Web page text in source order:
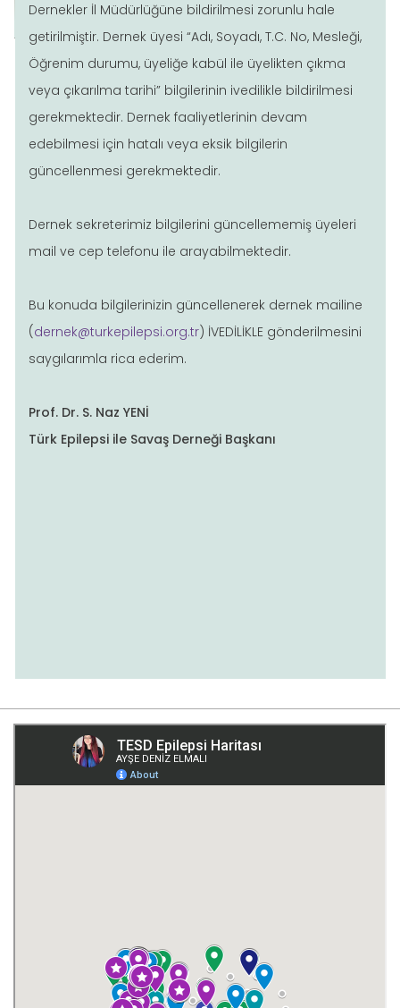
Editorial Policies
Dernekler İl Müdürlüğüne bildirilmesi zorunlu hale
getirilmiştir. Dernek üyesi “Adı, Soyadı, T.C. No, Mesleği,
Öğrenim durumu, üyeliğe kabül ile üyelikten çıkma
veya çıkarılma tarihi” bilgilerinin ivedilikle bildirilmesi
gerekmektedir. Dernek faaliyetlerinin devam
edebilmesi için hatalı veya eksik bilgilerin
güncellenmesi gerekmektedir.
Dernek sekreterimiz bilgilerini güncellememiş üyeleri
mail ve cep telefonu ile arayabilmektedir.
Bu konuda bilgilerinizin güncellenerek dernek mailine
(dernek@turkepilepsi.org.tr) İVEDİLİKLE gönderilmesini
saygılarımla rica ederim.
Prof. Dr. S. Naz YENİ
Türk Epilepsi ile Savaş Derneği Başkanı